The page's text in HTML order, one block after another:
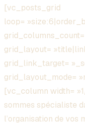
[vc_posts_grid
loop=
grid_columns_count=
grid_layout=
grid_link_target=
grid_layout_mode=
[vc_column width=
sommes spécialiste
l’organisation de